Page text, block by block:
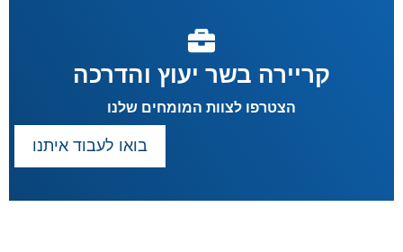
קריירה בשר יעוץ והדרכה
הצטרפו לצוות המומחים שלנו
בואו לעבוד איתנו